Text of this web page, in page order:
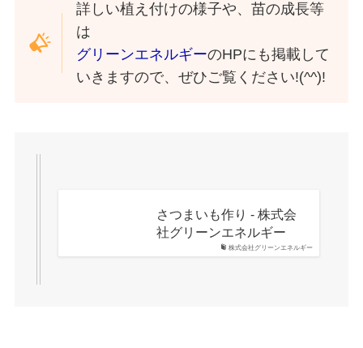
詳しい植え付けの様子や、苗の成長等
は
グリーンエネルギーのHPにも掲載して
いきますので、ぜひご覧ください!(^^)!
株式会社グリーンエネルギー
さつまいも作り - 株式会
社グリーンエネルギー